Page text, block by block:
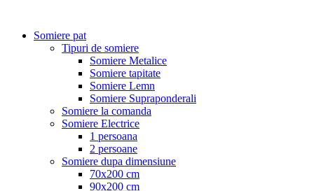
Somiere pat
Tipuri de somiere
Somiere Metalice
Somiere tapitate
Somiere Lemn
Somiere Supraponderali
Somiere la comanda
Somiere Electrice
1 persoana
2 persoane
Somiere dupa dimensiune
70x200 cm
90x200 cm